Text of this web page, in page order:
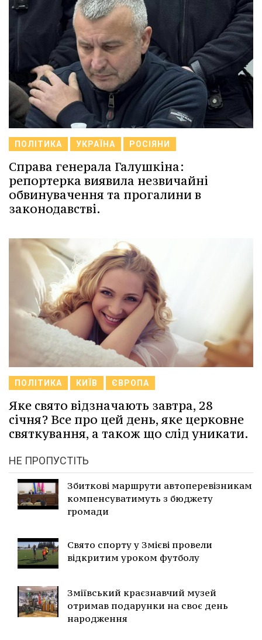
ПОЛІТИКА УКРАЇНА РОСІЯНИ
Справа генерала Галушкіна:
репортерка виявила незвичайні
обвинувачення та прогалини в
законодавстві.
ПОЛІТИКА КИЇВ ЄВРОПА
Яке свято відзначають завтра, 28
січня? Все про цей день, яке церковне
святкування, а також що слід уникати.
НЕ ПРОПУСТІТЬ
Збиткові маршрути автоперевізникам
компенсуватимуть з бюджету
громади
Свято спорту у Змієві провели
відкритим уроком футболу
Зміївський краєзнавчий музей
отримав подарунки на своє день
народження